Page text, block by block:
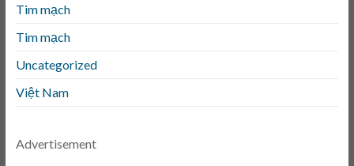
Tim mạch
Tim mạch
Uncategorized
Việt Nam
Advertisement